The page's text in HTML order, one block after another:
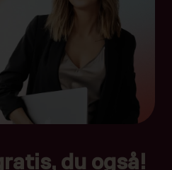
du også!